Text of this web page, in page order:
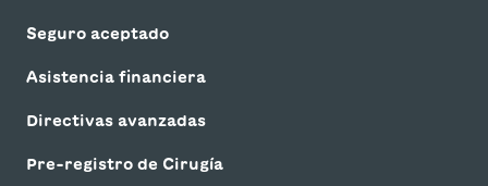
Seguro aceptado
Asistencia financiera
Directivas avanzadas
Pre-registro de Cirugía